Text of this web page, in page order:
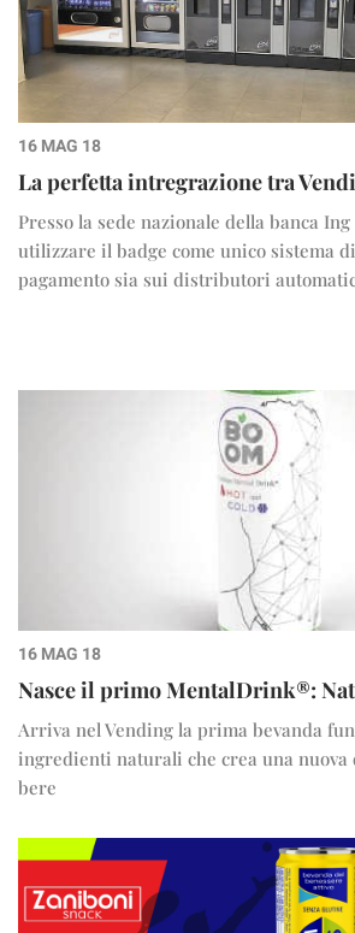
16 MAG 18
La perfetta intregrazione tra
Presso la sede nazionale della banca
utilizzare il badge come unico sistema
pagamento sia sui distributori
16 MAG 18
Nasce il primo MentalDrink®:
Arriva nel Vending la prima bevanda
ingredienti naturali che crea una nuova
bere